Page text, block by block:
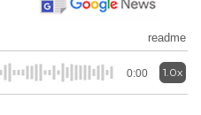
readme
0:00 1.0x